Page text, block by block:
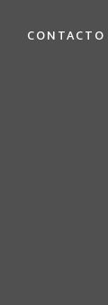
CONTACTO